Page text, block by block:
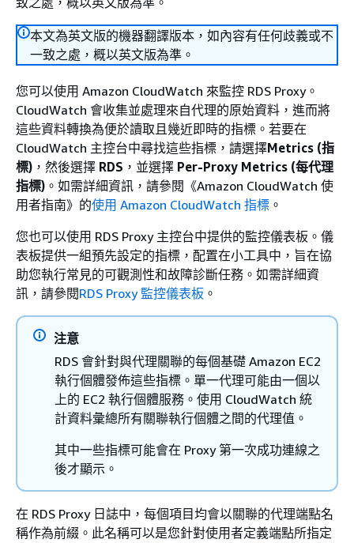
本文為英文版的機器翻譯版本，如內容有任何歧義或不
一致之處，概以英文版為準。
您可以使用 Amazon CloudWatch 來監控 RDS Proxy。
CloudWatch 會收集並處理來自代理的原始資料，進而將
這些資料轉換為便於讀取且幾近即時的指標。若要在
CloudWatch 主控台中尋找這些指標，請選擇Metrics (指
標) ，然後選擇 RDS ，並選擇 Per-Proxy Metrics (每代理
指標) 。如需詳細資訊，請參閱《Amazon CloudWatch 使
用者指南》的使用 Amazon CloudWatch 指標 。
您也可以使用 RDS Proxy 主控台中提供的監控儀表板。儀
表板提供一組預先設定的指標，配置在小工具中，旨在協
助您執行常見的可觀測性和故障診斷任務。如需詳細資
訊，請參閱RDS Proxy 監控儀表板 。
注意
RDS 會針對與代理關聯的每個基礎 Amazon EC2
執行個體發佈這些指標。單一代理可能由一個以
上的 EC2 執行個體服務。使用 CloudWatch 統
計資料彙總所有關聯執行個體之間的代理值。
其中一些指標可能會在 Proxy 第一次成功連線之
後才顯示。
在 RDS Proxy 日誌中，每個項目均會以關聯的代理端點名
稱作為前綴。此名稱可以是您針對使用者定義端點所指定